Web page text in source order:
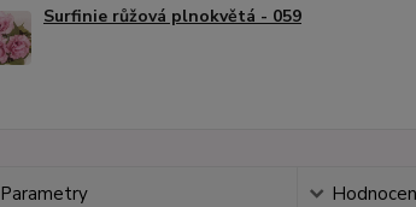
Surfinie růžová plnokvětá - 059
Parametry